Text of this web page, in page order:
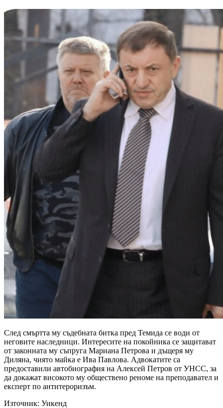
След смъртта му съдебната битка пред Темида се води от
неговите наследници. Интересите на покойника се защитават
от законната му съпруга Мариана Петрова и дъщеря му
Диляна, чиято майка е Ива Павлова. Адвокатите са
предоставили автобиография на Алексей Петров от УНСС, за
да докажат високото му обществено реноме на преподавател и
експерт по антитероризъм.
Източник: Уикенд